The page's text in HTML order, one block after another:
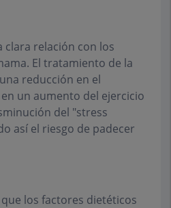
clara relación con los
El tratamiento de la
reducción en el
un aumento del ejercicio
del "stress
así el riesgo de padecer
los factores dietéticos